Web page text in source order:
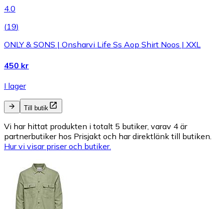
4.0
(19)
ONLY & SONS | Onsharvi Life Ss Aop Shirt Noos | XXL
450 kr
I lager
Till butik
Vi har hittat produkten i totalt 5 butiker, varav 4 är
partnerbutiker hos Prisjakt och har direktlänk till butiken.
Hur vi visar priser och butiker.